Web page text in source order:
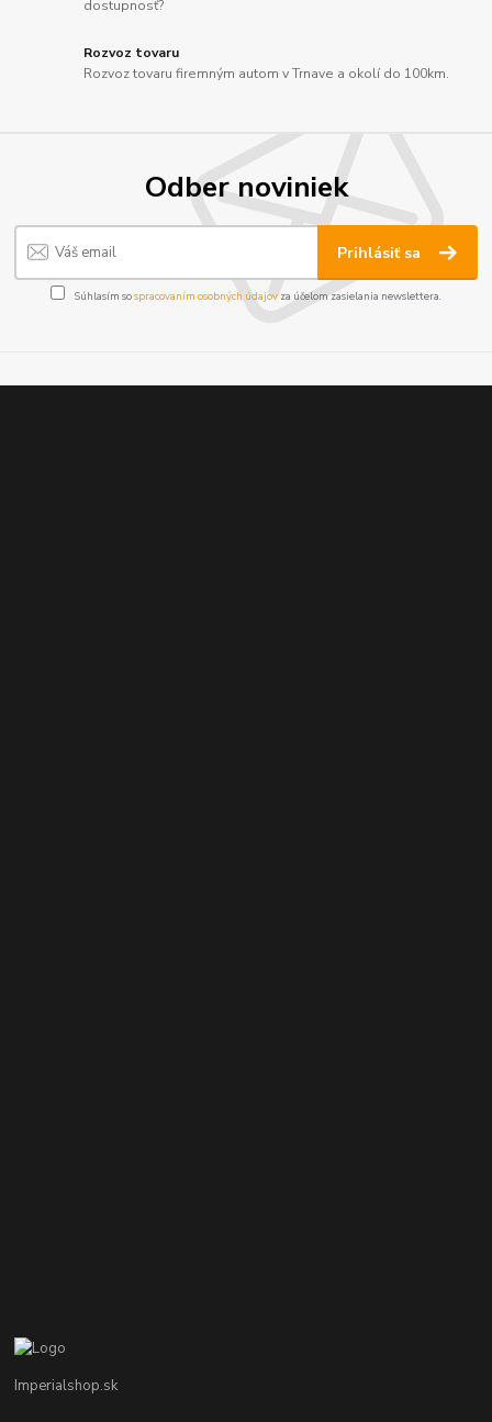
dostupnosť?
Rozvoz tovaru
Rozvoz tovaru firemným autom v Trnave a okolí do 100km.
Odber noviniek
Prihlásiť sa
Súhlasím sospracovaním osobných údajov za účelom zasielania newslettera.
Imperialshop.sk